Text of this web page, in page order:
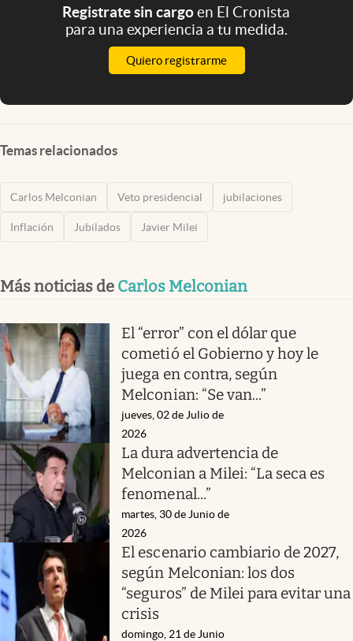
Registrate sin cargoen El Cronista
para una experiencia a tu medida.
Quiero registrarme
Temas relacionados
Carlos Melconian Veto presidencial jubilaciones
Inflación Jubilados Javier Milei
Más noticias de Carlos Melconian
El “error” con el dólar que
cometió el Gobierno y hoy le
juega en contra, según
Melconian: “Se van...”
jueves, 02 de Julio de
2026
La dura advertencia de
Melconian a Milei: “La seca es
fenomenal...”
martes, 30 de Junio de
2026
El escenario cambiario de 2027,
según Melconian: los dos
“seguros” de Milei para evitar una
crisis
domingo, 21 de Junio